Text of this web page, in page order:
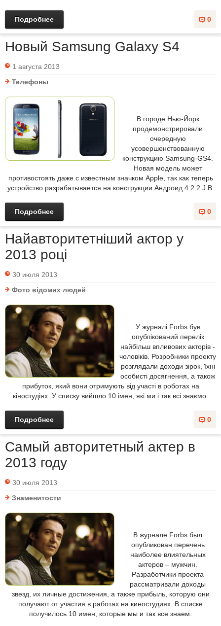
0
Подробнее
Новый Samsung Galaxy S4
1 августа 2013
Телефоны
В городе Нью-Йорк
продемонстрировали
очередную
усовершенствованную
конструкцию Samsung-GS4.
Новая модель может
противостоять даже с известным значком Apple, так как теперь
устройство разрабатывается на конструкции Андроид 4.2.2 J B.
0
Подробнее
Найавторитетніший актор у
2013 році
30 июля 2013
Фото відомих людей
У журналі Forbs був
опублікований перелік
найбільш впливових акторів -
чоловіків. Розробники проекту
розглядали доходи зірок, їхні
особисті досягнення, а також
прибуток, який вони отримують від участі в роботах на
кіностудіях. У списку вийшло 10 імен, які ми і так всі знаємо.
0
Подробнее
Самый авторитетный актер в
2013 году
30 июля 2013
Знаменитости
В журнале Forbs был
опубликован перечень
наиболее влиятельных
актеров – мужчин.
Разработчики проекта
рассматривали доходы
звезд, их личные достижения, а также прибыль, которую они
получают от участия в работах на киностудиях. В списке
получилось 10 имен, которые мы и так все знаем.